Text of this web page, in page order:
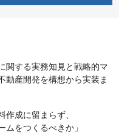
関する実務知見と戦略的マ
動産開発を構想から実装ま
成に留まらず、
ムをつくるべきか」